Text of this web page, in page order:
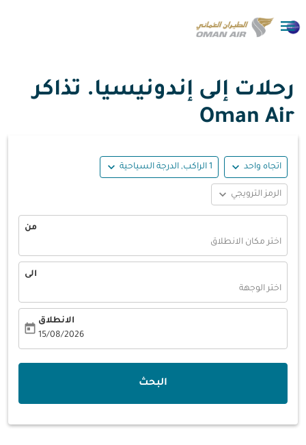

رحلات إلى إندونيسيا. تذاكر
Oman Air
اتجاه واحد expand_more 1 الراكب, الدرجة السياحية expand_more
الرمز الترويجي expand_more
من
اختر مكان الانطلاق
الى
اختر الوجهة
الانطلاق
15/08/2026
today
البحث